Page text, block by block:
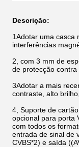
Descrição:
1Adotar uma casca
interferências
2, com 3 mm de
de protecção contra
3Adotar a mais
contraste, alto
4, Suporte de
opcional para porta
com todos os
entrada de sinal de
CVBS*2) e saída